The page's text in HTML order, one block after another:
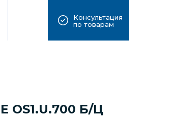
Консультация
по товарам
Б/Ц